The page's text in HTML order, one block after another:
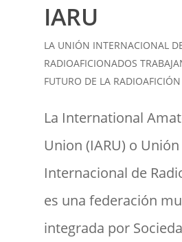
IARU
LA UNIÓN INTERNACIONAL
RADIOAFICIONADOS
FUTURO DE LA RADIOAFICIÓN
La International
Union (IARU) o Unión
Internacional de
es una federación
integrada por